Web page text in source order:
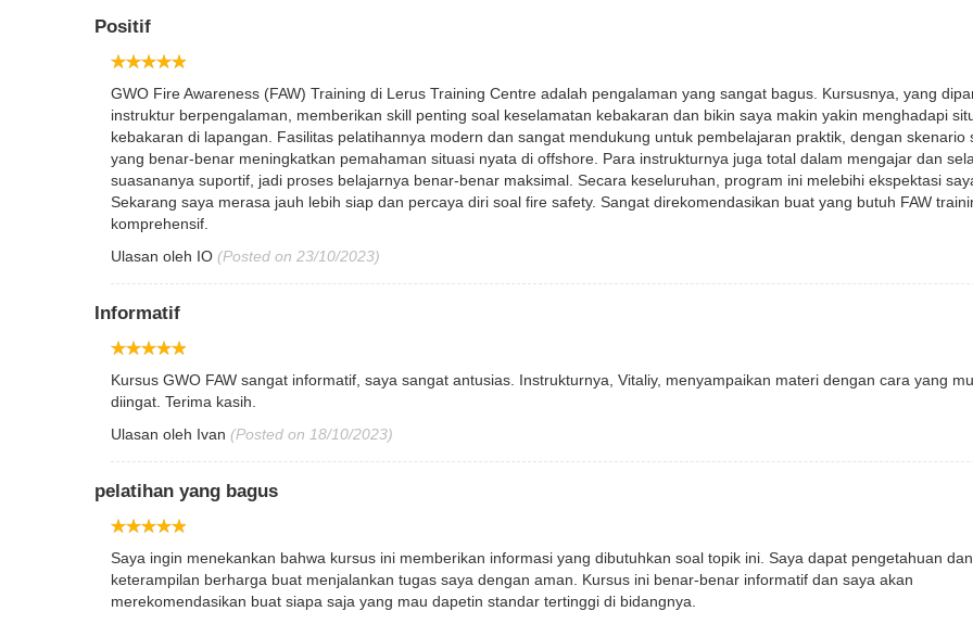
Positif
GWO Fire Awareness (FAW) Training di Lerus Training Centre adalah pengalaman yang sangat bagus. Kursusnya, yang
instruktur berpengalaman, memberikan skill penting soal keselamatan kebakaran dan bikin saya makin yakin menghadapi
kebakaran di lapangan. Fasilitas pelatihannya modern dan sangat mendukung untuk pembelajaran praktik, dengan skenario
yang benar-benar meningkatkan pemahaman situasi nyata di offshore. Para instrukturnya juga total dalam mengajar dan
suasananya suportif, jadi proses belajarnya benar-benar maksimal. Secara keseluruhan, program ini melebihi ekspektasi
Sekarang saya merasa jauh lebih siap dan percaya diri soal fire safety. Sangat direkomendasikan buat yang butuh FAW
komprehensif.
Ulasan oleh IO (Posted on 23/10/2023)
Informatif
Kursus GWO FAW sangat informatif, saya sangat antusias. Instrukturnya, Vitaliy, menyampaikan materi dengan cara yang
diingat. Terima kasih.
Ulasan oleh Ivan (Posted on 18/10/2023)
pelatihan yang bagus
Saya ingin menekankan bahwa kursus ini memberikan informasi yang dibutuhkan soal topik ini. Saya dapat pengetahuan dan
keterampilan berharga buat menjalankan tugas saya dengan aman. Kursus ini benar-benar informatif dan saya akan
merekomendasikan buat siapa saja yang mau dapetin standar tertinggi di bidangnya.
Berlangganan newsletter
kami
Kami dapat mengirimi Anda email tentang
pelatihan dan pemberitahuan lainnya. Tidak